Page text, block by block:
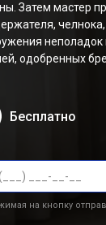
Затем мастер
одобренных
Бесплатно
на кнопку